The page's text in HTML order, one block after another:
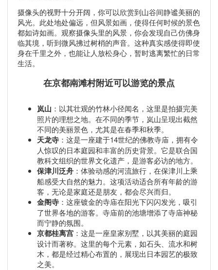
摄像头的视野十分开阔，你可以欣赏到山谷间静谧美丽的
风光。此处地处偏远，但风景如画，使得任何时候的景色
都如诗如画。观察摄像头里的风景，你会发现自己仿佛身
临其境，听到微风拂过树梢的声音。这种真实感使得即使
身在千里之外，也能让人放松身心，暂时逃离繁忙的日常
生活。
在京都南滩村附近可以游览的景点
岚山 ：以其壮观的竹林小径闻名，这里是拍摄完美
照片的理想之地。在不同的季节，岚山呈现出截然
不同的美丽景色，尤其是在春季和秋季。
天龙寺 ：这是一座建于14世纪的佛教寺庙，拥有令
人惊叹的日本庭园和丰富的历史背景。它是联合国
教科文组织的世界文化遗产，是游客必访的地方。
保津川泛舟 ：体验动感的河流旅行，在保津川上乘
船感受大自然的魅力。这项活动适合所有年龄的游
客，无论是家庭还是朋友，都会尽兴而归。
金阁寺 ：这座镀金的寺庙在阳光下闪闪发光，吸引
了世界各地的游客。寺庙前的池塘增添了寺庙神秘
而宁静的氛围。
京都桂离宫 ：这是一座皇家别墅，以其美丽的庭园
设计而著称。这里的每个元素，如石头、流水和树
木，都是经过精心布置的，展现出日本园艺的极致
之美。